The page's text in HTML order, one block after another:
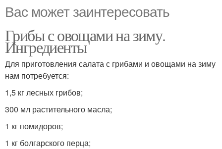
Вас может заинтересовать
Грибы с овощами на зиму.
Ингредиенты
Для приготовления салата с грибами и овощами на зиму
нам потребуется:
1,5 кг лесных грибов;
300 мл растительного масла;
1 кг помидоров;
1 кг болгарского перца;